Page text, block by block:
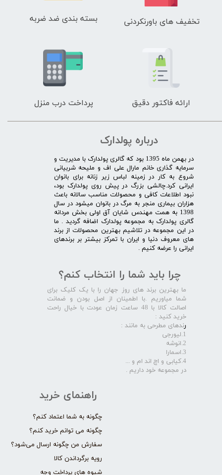
تخفیف های باورنکردنی بسته بندی ضد ضربه
ارائه فاکتور دقیق پرداخت درب منزل
درباره پولدارک
در بهمن ماه 1395 بود که گالری پولدارک با مدیریت و
سرمایه گذاری خانم مارال علی اف و ملیحه شربیانی
شروع به کار در زمینه لباس زیر زنانه برای بانوان
ایرانی کرد.چالشی بزرگ در پیش روی پولدارک بود،
نبود اطلاعات کافی و محصولات مناسب سالانه باعث
هزاران بیماری منجر به مرگ در بانوان میشود در سال
1398 به همت مهندس شایان آق اولی بخش مردانه
گالری پولدارک به مجموعه پولدارک اضافه گردید . ما
در این مجموعه در تلاشیم بهترین محصولات از برند
های معروف دنیا و ایران با تمرکز بیشتر بر برندهای
ایرانی را عرضه کنیم .​​​​​​​
راهنمای خرید
چگونه به شما اعتماد کنم؟
چگونه می توانم خرید کنم؟
سفارش من چگونه ارسال می‌شود؟
رویه برگرداندن کالا
شیوه های پرداخت وجه
چرا باید شما را انتخاب کنم؟
ما بهترین برند های روز جهان را با یک کلیک برای
شما میاوریم .با اطمینان از اصل بودن و ضمانت
اصالت کالا با 48 ساعت زمان عودت با خیال راحت
خرید کنید :
رندهای مطرحی به مانند :
1.لیورجی
2.انوشه
3.اسمارا
4.کیابی و اچ اند ام و ...
در مجموعه خود داریم .​​​​​​​